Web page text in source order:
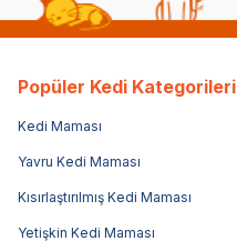
Popüler Kedi Kategorileri
Kedi Maması
Yavru Kedi Maması
Kısırlaştırılmış Kedi Maması
Yetişkin Kedi Maması